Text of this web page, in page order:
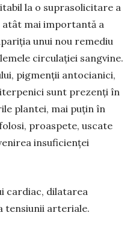
la o su­prasolicitare a
atât mai importantă a
unui nou remediu
cir­culației sangvine.
pigmenții antocianici,
sunt prezenți în
plantei, mai puțin în
proaspete, uscate
insuficienței
cardiac, dilata­rea
tensiunii arteriale.